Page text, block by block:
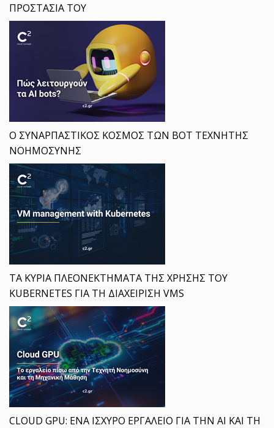
ΠΡΟΣΤΑΣΙΑ ΤΟΥ
Ο ΣΥΝΑΡΠΑΣΤΙΚΟΣ ΚΟΣΜΟΣ ΤΩΝ BOT ΤΕΧΝΗΤΗΣ
ΝΟΗΜΟΣΥΝΗΣ
ΤΑ ΚΥΡΙΑ ΠΛΕΟΝΕΚΤΗΜΑΤΑ ΤΗΣ ΧΡΗΣΗΣ ΤΟΥ
KUBERNETES ΓΙΑ ΤΗ ΔΙΑΧΕΙΡΙΣΗ VMS
CLOUD GPU: ΕΝΑ ΙΣΧΥΡΟ ΕΡΓΑΛΕΙΟ ΓΙΑ ΤΗΝ AI ΚΑΙ ΤΗ